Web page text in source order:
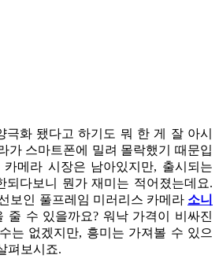
극화 됐다고 하기도 뭐 한 게 잘 아시
가 스마트폰에 밀려 몰락했기 때문입
메라 시장은 남아있지만, 출시되는
되다보니 뭔가 재미는 적어졌는데요.
보인 풀프레임 미러리스 카메라 소니
줄 수 있을까요? 워낙 가격이 비싸진
는 없겠지만, 흥미는 가져볼 수 있으
펴보시죠.